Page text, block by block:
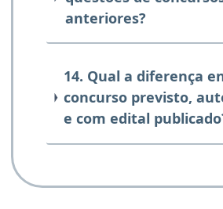
anteriores?
14. Qual a diferença
concurso previsto,
e com edital